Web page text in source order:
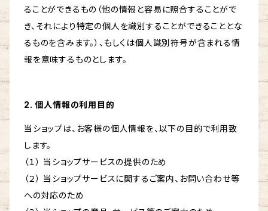
ることができるもの（他の情報と容易に照合することがで
き、それにより特定の個人を識別することができることとな
るものを含みます。）、もしくは個人識別符号が含まれる情
報を意味するものとします。
2. 個人情報の利用目的
当ショップは、お客様の個人情報を、以下の目的で利用致
します。
（１） 当ショップサービスの提供のため
（２） 当ショップサービスに関するご案内、お問い合わせ等
への対応のため